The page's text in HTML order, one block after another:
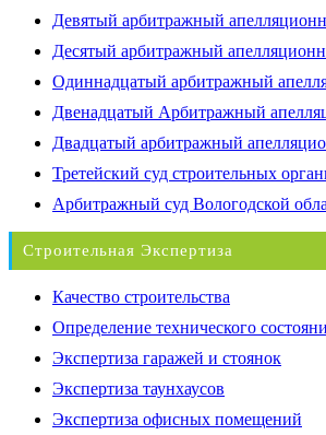
Девятый арбитражный
Десятый арбитражный
Одиннадцатый арбитражный
Двенадцатый Арбитражный
Двадцатый арбитражный
Третейский суд строительных
Арбитражный суд Вологодской
Строительная Экспертиза
Качество строительства
Определение технического
Экспертиза гаражей и стоянок
Экспертиза таунхаусов
Экспертиза офисных помещений